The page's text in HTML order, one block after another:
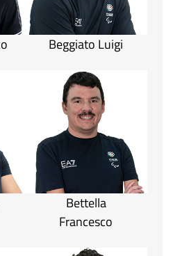
Beggiato Luigi
Bettella
Francesco